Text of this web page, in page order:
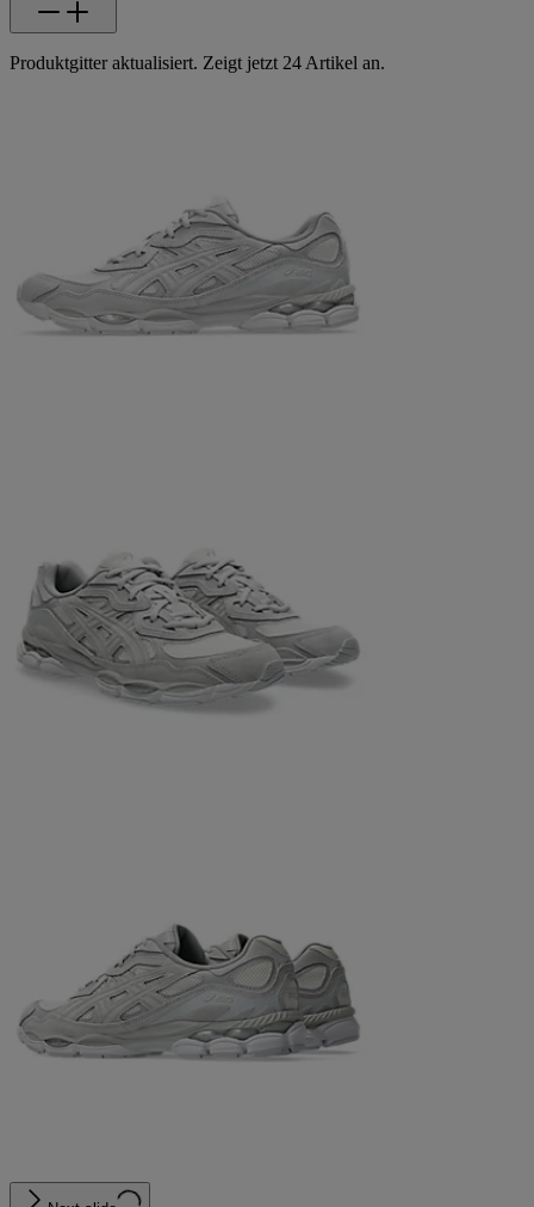
Produktgitter aktualisiert. Zeigt jetzt 24 Artikel an.